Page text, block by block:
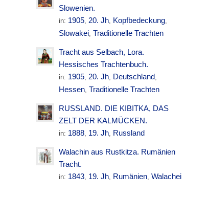
Slowenien.
in: 1905,20. Jh, Kopfbedeckung,
Slowakei, Traditionelle Trachten
Tracht aus Selbach, Lora.
Hessisches Trachtenbuch.
in: 1905,20. Jh, Deutschland,
Hessen, Traditionelle Trachten
RUSSLAND. DIE KIBITKA, DAS
ZELT DER KALMÜCKEN.
in: 1888, 19. Jh, Russland
Walachin aus Rustkitza. Rumänien
Tracht.
in: 1843, 19. Jh, Rumänien,Walachei